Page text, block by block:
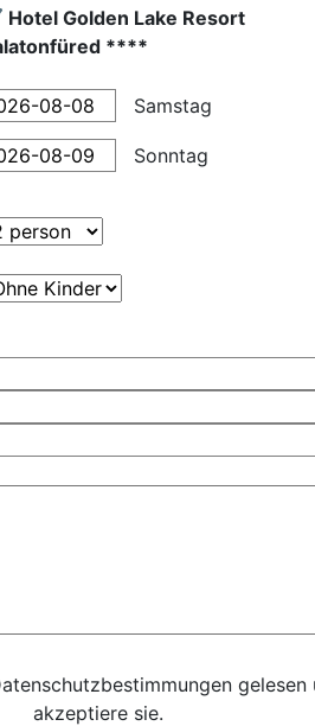
Golden Lake Resort
****
Samstag
Sonntag
gelesen
akzeptiere sie.